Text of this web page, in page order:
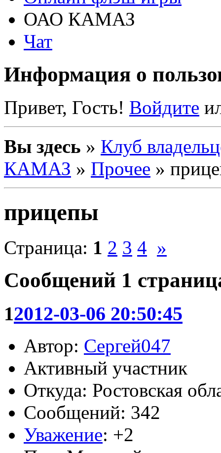
ОАО КАМАЗ
Чат
Информация о
Привет, Гость! Войдите
Вы здесь » Клуб
КАМАЗ » Прочее »
прицепы
Страница: 1 2 3 4 »
Сообщений 1
12012-03-06 20:50:45
Автор: Сергей047
Активный участник
Откуда: Ростовская
Сообщений: 342
Уважение: +2